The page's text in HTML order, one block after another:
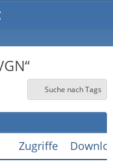
Suche nach Tags
Zugriffe